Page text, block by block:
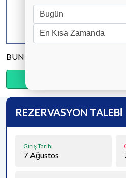
KAPASİTE
5 KİŞİ
BANYO &
2 ADET
BUNU PAYLAŞ
REZERVASYON TALEBİ
Giriş Tarihi
7 Ağustos